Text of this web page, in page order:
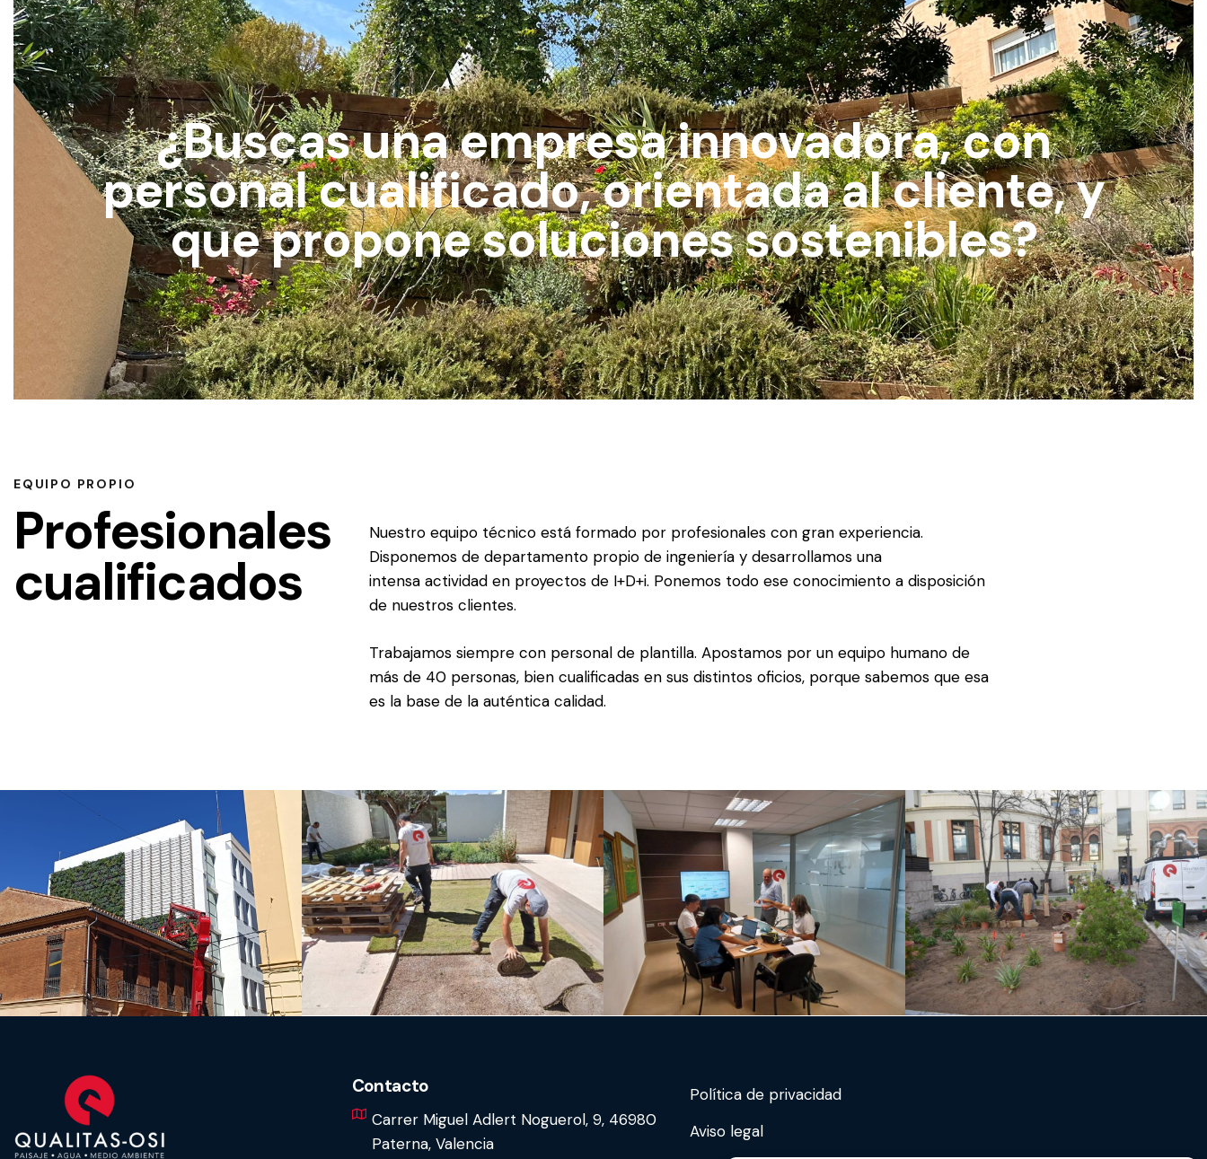
¿Buscas una empresa innovadora, con
personal cualificado, orientada al cliente, y
que propone soluciones sostenibles?
EQUIPO PROPIO
Profesionales
cualificados
Nuestro equipo técnico está formado por profesionales con gran experiencia.
Disponemos de departamento propio de ingeniería y desarrollamos una
intensa actividad en proyectos de I+D+i. Ponemos todo ese conocimiento a disposición
de nuestros clientes.
Trabajamos siempre con personal de plantilla. Apostamos por un equipo humano de
más de 40 personas, bien cualificadas en sus distintos oficios, porque sabemos que esa
es la base de la auténtica calidad.
Contacto
Carrer Miguel Adlert Noguerol, 9, 46980
Paterna, Valencia
Política de privacidad
Aviso legal